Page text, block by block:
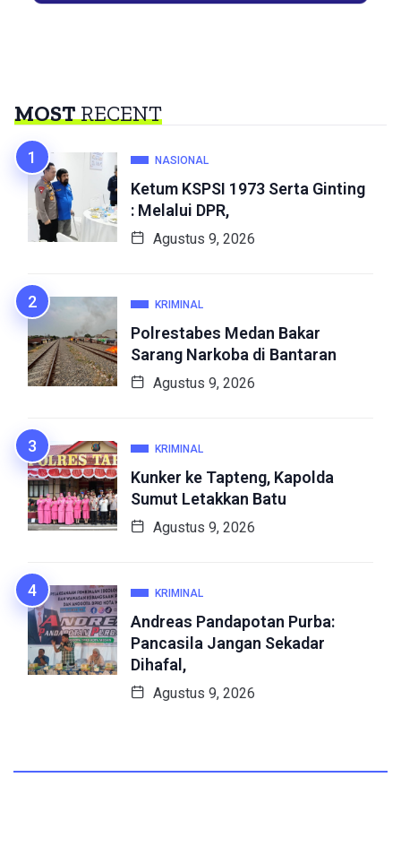
MOSTRECENT
NASIONAL
Ketum KSPSI 1973 Serta Ginting
: Melalui DPR,
Agustus 9, 2026
KRIMINAL
Polrestabes Medan Bakar
Sarang Narkoba di Bantaran
Agustus 9, 2026
KRIMINAL
Kunker ke Tapteng, Kapolda
Sumut Letakkan Batu
Agustus 9, 2026
KRIMINAL
Andreas Pandapotan Purba:
Pancasila Jangan Sekadar
Dihafal,
Agustus 9, 2026